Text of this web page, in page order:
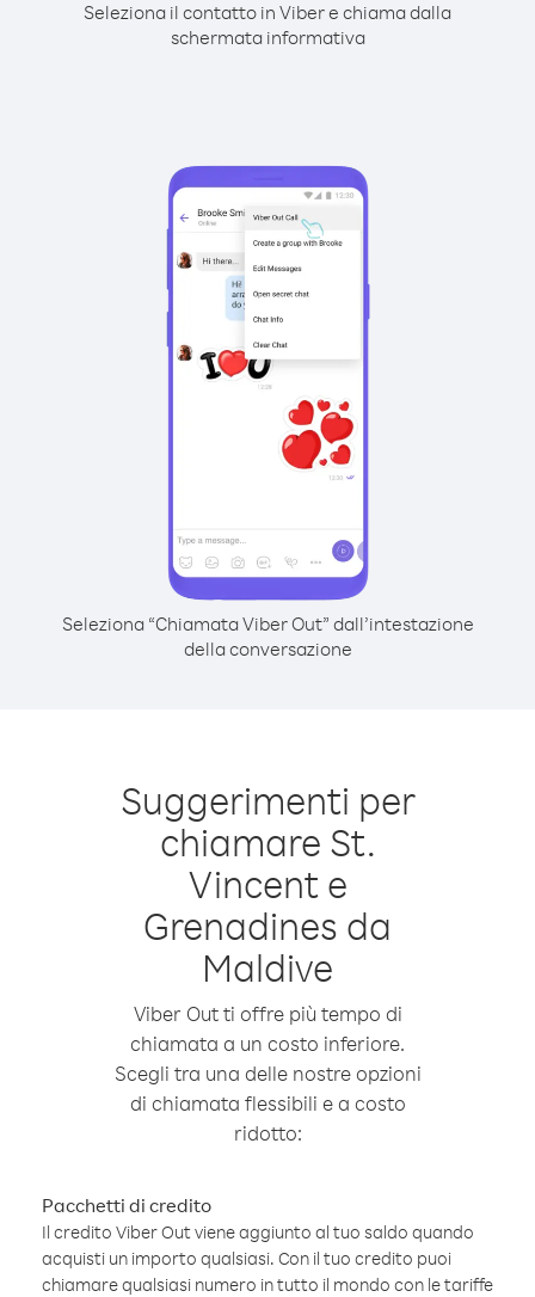
Seleziona il contatto in Viber e chiama dalla
schermata informativa
Seleziona “Chiamata Viber Out” dall’intestazione
della conversazione
Suggerimenti per
chiamare St.
Vincent e
Grenadines da
Maldive
Viber Out ti offre più tempo di
chiamata a un costo inferiore.
Scegli tra una delle nostre opzioni
di chiamata flessibili e a costo
ridotto:
Pacchetti di credito
Il credito Viber Out viene aggiunto al tuo saldo quando
acquisti un importo qualsiasi. Con il tuo credito puoi
chiamare qualsiasi numero in tutto il mondo con le tariffe